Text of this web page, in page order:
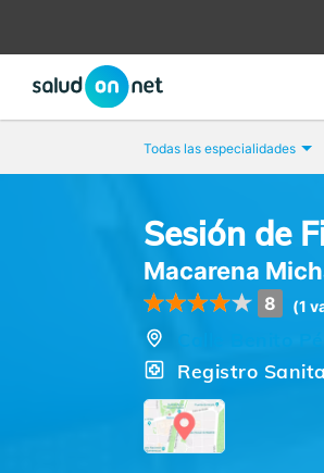
Todas las especialidades
Sesión de
Macarena
8 (1
Registro